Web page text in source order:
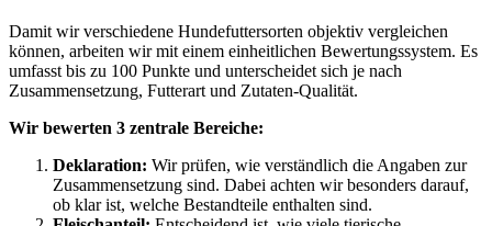
Damit wir verschiedene Hundefuttersorten objektiv vergleichen
können, arbeiten wir mit einem einheitlichen Bewertungssystem. Es
umfasst bis zu 100 Punkte und unterscheidet sich je nach
Zusammensetzung, Futterart und Zutaten-Qualität.
Wir bewerten 3 zentrale Bereiche:
Deklaration: Wir prüfen, wie verständlich die Angaben zur
Zusammensetzung sind. Dabei achten wir besonders darauf,
ob klar ist, welche Bestandteile enthalten sind.